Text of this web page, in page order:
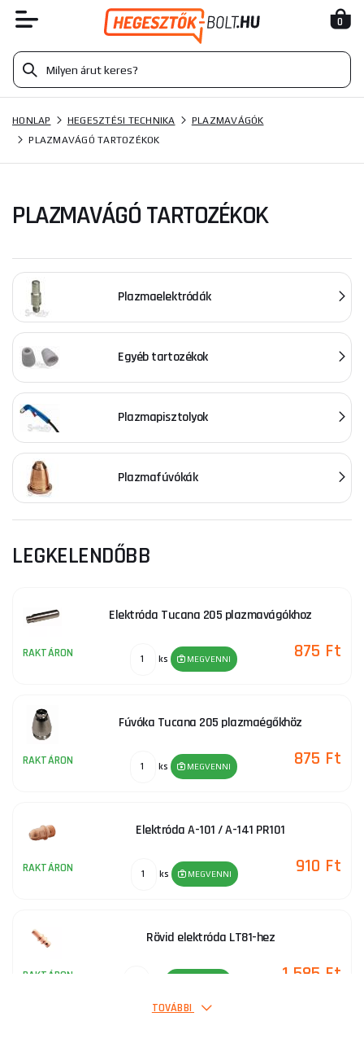
0
HONLAP HEGESZTÉSI TECHNIKA
PLAZMAVÁGÓK
PLAZMAVÁGÓ TARTOZÉKOK
PLAZMAVÁGÓ TARTOZÉKOK
Plazmaelektródák
Egyéb tartozékok
Plazmapisztolyok
Plazmafúvókák
LEGKELENDŐBB
Elektróda Tucana 205 plazmavágókhoz
RAKTÁRON ks MEGVENNI 875 Ft
Fúvóka Tucana 205 plazmaégőkhöz
RAKTÁRON ks MEGVENNI 875 Ft
Elektróda A-101 / A-141 PR101
RAKTÁRON ks MEGVENNI 910 Ft
Rövid elektróda LT81-hez
RAKTÁRON 1 585 Ft
TOVÁBBI